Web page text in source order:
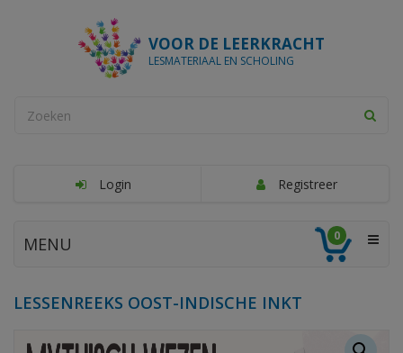
VOOR DE LEERKRACHT
LESMATERIAAL EN SCHOLING
Login Registreer
MENU 0
LESSENREEKS OOST-INDISCHE INKT